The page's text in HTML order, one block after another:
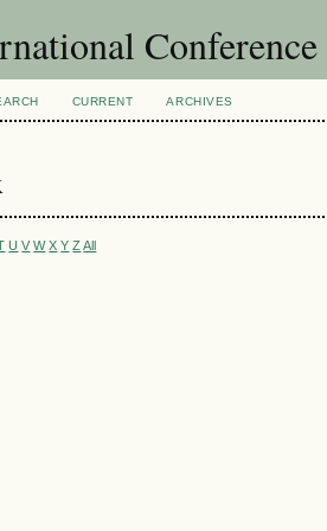
Conference
CURRENT ARCHIVES
U V W X Y Z All